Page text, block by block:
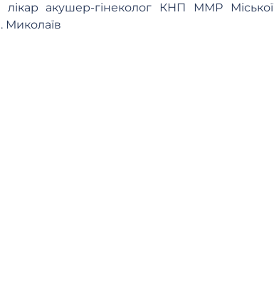
акушер-гінеколог КНП ММР Міської
Миколаїв